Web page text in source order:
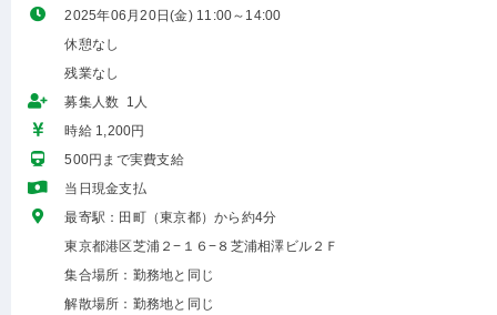
2025年06月20日(金) 11:00～14:00
休憩なし
残業なし
募集人数 1人
時給 1,200円
500円まで実費支給
当日現金支払
最寄駅：田町（東京都）から約4分
東京都港区芝浦２−１６−８芝浦相澤ビル２Ｆ
集合場所：勤務地と同じ
解散場所：勤務地と同じ